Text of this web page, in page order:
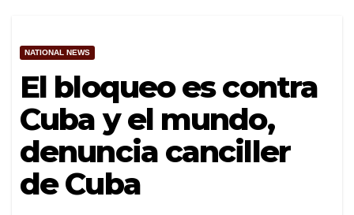
NATIONAL NEWS
El bloqueo es contra
Cuba y el mundo,
denuncia canciller
de Cuba